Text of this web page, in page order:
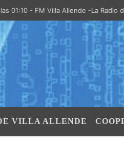
- FM Villa Allende -La Radio de
VILLA ALLENDE